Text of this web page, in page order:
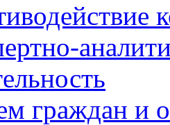
граждан и